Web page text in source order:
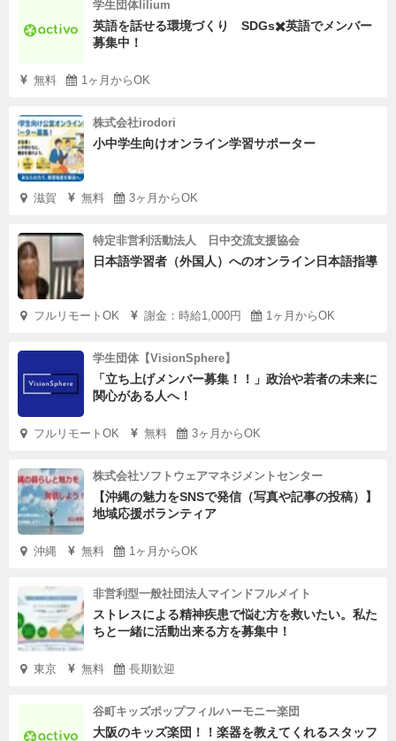
学生団体lilium
英語を話せる環境づくり SDGs✖️英語でメンバー
募集中！
無料 1ヶ月からOK
株式会社irodori
小中学生向けオンライン学習サポーター
滋賀 無料 3ヶ月からOK
特定非営利活動法人 日中交流支援協会
日本語学習者（外国人）へのオンライン日本語指導
フルリモートOK 謝金：時給1,000円 1ヶ月からOK
学生団体【VisionSphere】
「立ち上げメンバー募集！！」政治や若者の未来に
関心がある人へ！
フルリモートOK 無料 3ヶ月からOK
株式会社ソフトウェアマネジメントセンター
【沖縄の魅力をSNSで発信（写真や記事の投稿）】
地域応援ボランティア
沖縄 無料 1ヶ月からOK
非営利型一般社団法人マインドフルメイト
ストレスによる精神疾患で悩む方を救いたい。私た
ちと一緒に活動出来る方を募集中！
東京 無料 長期歓迎
谷町キッズポップフィルハーモニー楽団
大阪のキッズ楽団！！楽器を教えてくれるスタッフ